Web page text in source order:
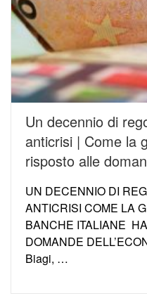
Un decennio di
anticrisi | Come la
risposto alle
UN DECENNIO DI
ANTICRISI COME LA
BANCHE ITALIANE
DOMANDE
Biagi, …